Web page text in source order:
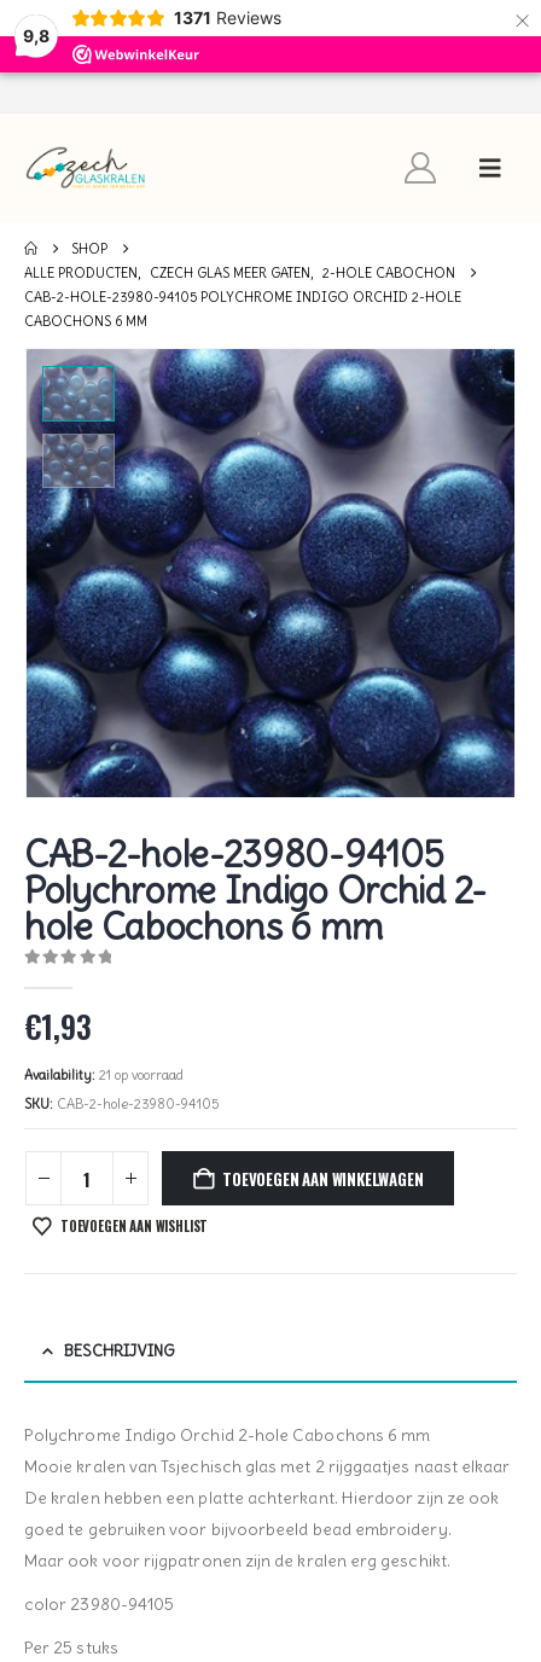
9,8
1371 Reviews ×
SHOP
ALLE PRODUCTEN, CZECH GLAS MEER GATEN, 2-HOLE CABOCHON
CAB-2-HOLE-23980-94105 POLYCHROME INDIGO ORCHID 2-HOLE
CABOCHONS 6 MM
CAB-2-hole-23980-94105
Polychrome Indigo Orchid 2-
hole Cabochons 6 mm
€1,93
Availability: 21 op voorraad
SKU: CAB-2-hole-23980-94105
TOEVOEGEN AAN WINKELWAGEN
TOEVOEGEN AAN WISHLIST
BESCHRIJVING
Polychrome Indigo Orchid 2-hole Cabochons 6 mm
Mooie kralen van Tsjechisch glas met 2 rijggaatjes naast elkaar
De kralen hebben een platte achterkant. Hierdoor zijn ze ook
goed te gebruiken voor bijvoorbeeld bead embroidery.
Maar ook voor rijgpatronen zijn de kralen erg geschikt.
color 23980-94105
Per 25 stuks